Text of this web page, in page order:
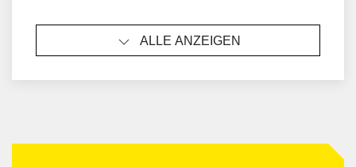
ALLE ANZEIGEN